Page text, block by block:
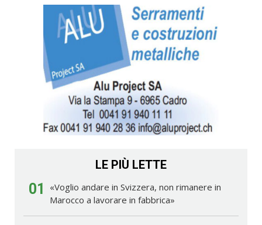
LE PIÙ LETTE
01
«Voglio andare in Svizzera, non rimanere in
Marocco a lavorare in fabbrica»